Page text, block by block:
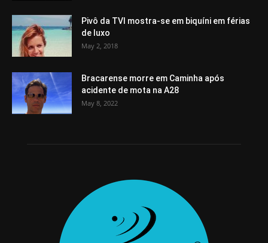
Pivô da TVI mostra-se em biquíni em férias
de luxo
May 2, 2018
Bracarense morre em Caminha após
acidente de mota na A28
May 8, 2022